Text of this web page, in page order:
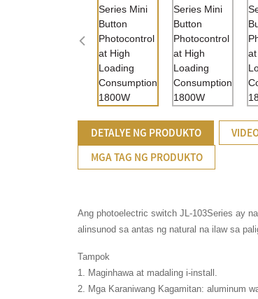
DETALYE NG PRODUKTO
MGA TAG NG PRODUKTO
Ang photoelectric switch JL-103Series ay
alinsunod sa antas ng natural na ilaw sa
Tampok
1. Maginhawa at madaling i-install.
2. Mga Karaniwang Kagamitan: aluminum